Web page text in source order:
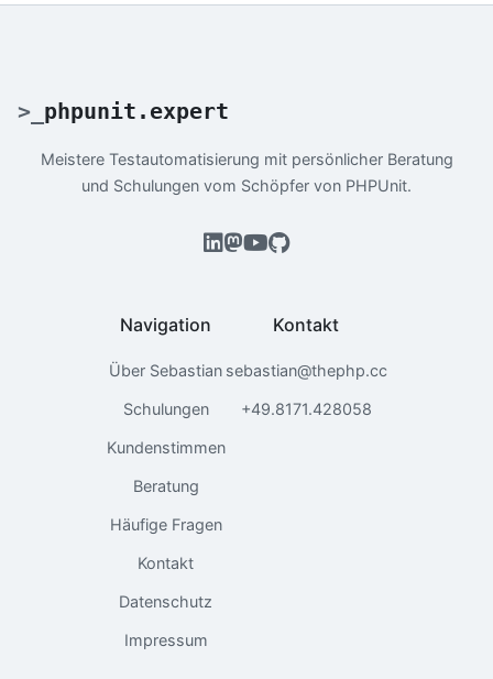
> phpunit.expert
Meistere Testautomatisierung mit persönlicher Beratung
und Schulungen vom Schöpfer von PHPUnit.
Navigation
Über Sebastian
Schulungen
Kundenstimmen
Beratung
Häufige Fragen
Kontakt
Datenschutz
Impressum
Kontakt
sebastian@thephp.cc
+49.8171.428058